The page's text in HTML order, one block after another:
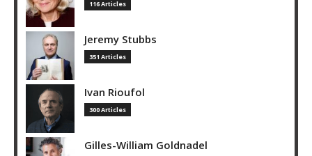
116 Articles
Jeremy Stubbs
351 Articles
Ivan Rioufol
300 Articles
Gilles-William Goldnadel